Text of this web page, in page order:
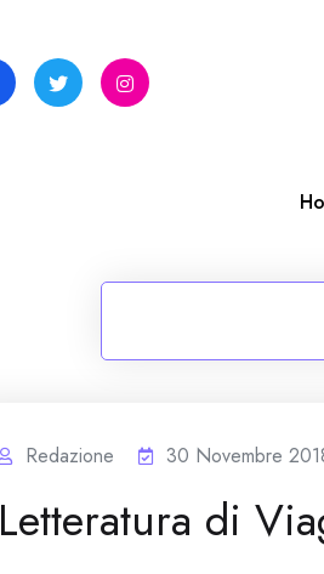
Redazione 30 Novembre
Letteratura di